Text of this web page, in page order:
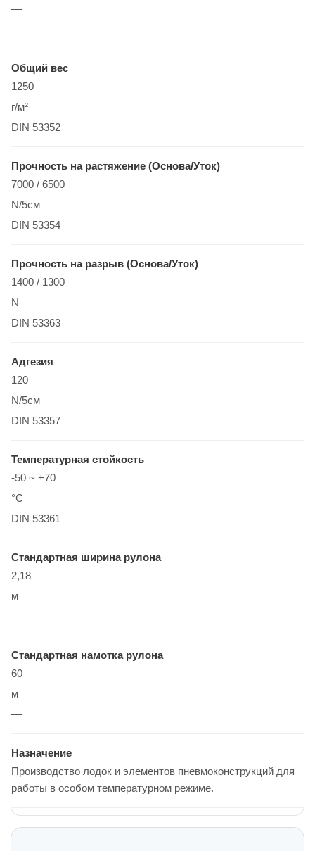
—
—
Общий вес
1250
г/м²
DIN 53352
Прочность на растяжение (Основа/Уток)
7000 / 6500
N/5см
DIN 53354
Прочность на разрыв (Основа/Уток)
1400 / 1300
N
DIN 53363
Адгезия
120
N/5см
DIN 53357
Температурная стойкость
-50 ~ +70
°C
DIN 53361
Стандартная ширина рулона
2,18
м
—
Стандартная намотка рулона
60
м
—
Назначение
Производство лодок и элементов пневмоконструкций для
работы в особом температурном режиме.